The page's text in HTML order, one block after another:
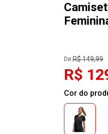
De:R$ 149,99
R$
Cor do